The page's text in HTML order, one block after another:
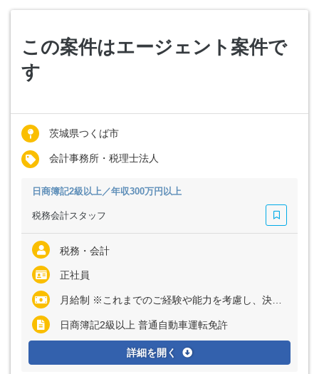
この案件はエージェント案件で
す
茨城県つくば市
会計事務所・税理士法人
日商簿記2級以上／年収300万円以上
税務会計スタッフ
税務・会計
正社員
月給制 ※これまでのご経験や能力を考慮し、決定致します
日商簿記2級以上 普通自動車運転免許
詳細を開く